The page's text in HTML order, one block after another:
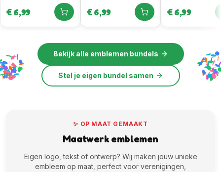
€6,99 €6,99 €6,99
Bekijk alle emblemen bundels
Stel je eigen bundel samen
✨ OP MAAT GEMAAKT
Maatwerk emblemen
Eigen logo, tekst of ontwerp? Wij maken jouw unieke
embleem op maat, perfect voor verenigingen,